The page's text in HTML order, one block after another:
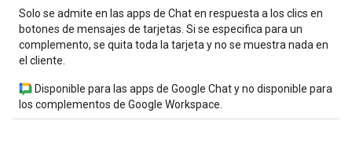
Solo se admite en las apps de Chat en respuesta a los clics en
botones de mensajes de tarjetas. Si se especifica para un
complemento, se quita toda la tarjeta y no se muestra nada en
el cliente.
Disponible para las apps de Google Chat y no disponible para
los complementos de Google Workspace.